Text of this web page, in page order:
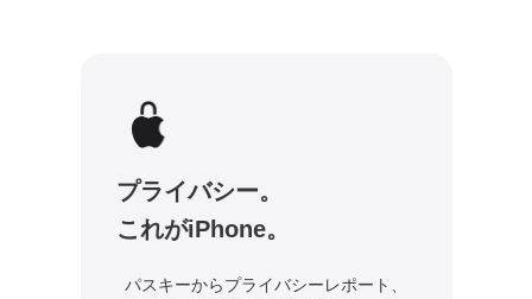
プライバシー。
これがiPhone。
パスキーからプライバシーレポート、